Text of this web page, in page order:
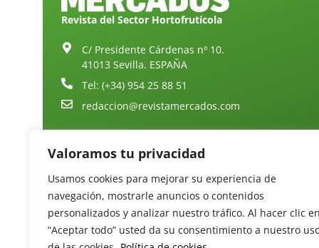
Valoramos tu privacidad
Usamos cookies para mejorar su experiencia de
navegación, mostrarle anuncios o contenidos
personalizados y analizar nuestro tráfico. Al hacer clic
“Aceptar todo” usted da su consentimiento a nuestro
Revista del Sector Hortofrutícola
C/ Presidente Cárdenas nº 10.
41013 Sevilla. ESPAÑA
Tel: (+34) 954 25 88 51
redaccion@revistamercados.com